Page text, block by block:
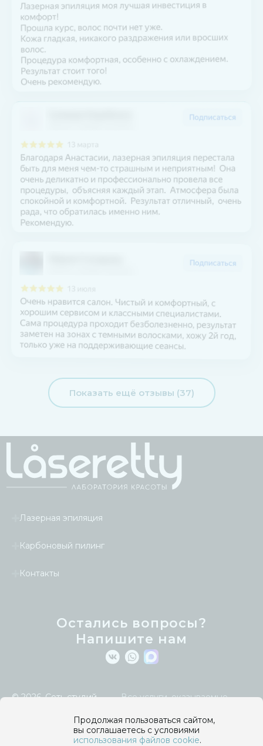
Показать ещё отзывы (37)
Лазерная эпиляция
Карбоновый пилинг
Контакты
Остались вопросы?
Напишите нам
© 2026.Сеть студий
Все услуги, оказываемые
являются косметическими и
осуществляются в целях улучшения
внешнего вида кожи тела и лица
Продолжая пользоваться сайтом,
вы соглашаетесь с условиями
использования файлов cookie.